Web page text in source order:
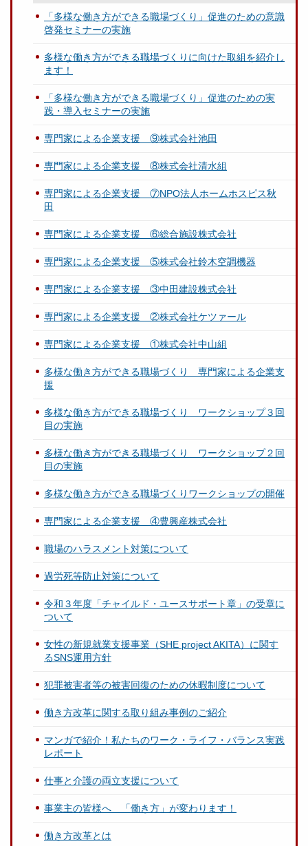
「多様な働き方ができる職場づくり」促進のための意識
啓発セミナーの実施
多様な働き方ができる職場づくりに向けた取組を紹介し
ます！
「多様な働き方ができる職場づくり」促進のための実
践・導入セミナーの実施
専門家による企業支援 ⑨株式会社池田
専門家による企業支援 ⑧株式会社清水組
専門家による企業支援 ⑦NPO法人ホームホスピス秋
田
専門家による企業支援 ⑥総合施設株式会社
専門家による企業支援 ⑤株式会社鈴木空調機器
専門家による企業支援 ③中田建設株式会社
専門家による企業支援 ②株式会社ケツァール
専門家による企業支援 ①株式会社中山組
多様な働き方ができる職場づくり 専門家による企業支
援
多様な働き方ができる職場づくり ワークショップ３回
目の実施
多様な働き方ができる職場づくり ワークショップ２回
目の実施
多様な働き方ができる職場づくりワークショップの開催
専門家による企業支援 ④豊興産株式会社
職場のハラスメント対策について
過労死等防止対策について
令和３年度「チャイルド・ユースサポート章」の受章に
ついて
女性の新規就業支援事業（SHE project AKITA）に関す
るSNS運用方針
犯罪被害者等の被害回復のための休暇制度について
働き方改革に関する取り組み事例のご紹介
マンガで紹介！私たちのワーク・ライフ・バランス実践
レポート
仕事と介護の両立支援について
事業主の皆様へ 「働き方」が変わります！
働き方改革とは